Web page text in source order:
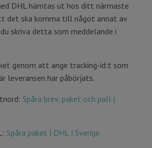
DHL hämtas ut hos ditt närmaste
det ska komma till något annat av
skriva detta som meddelande i
genom att ange tracking-id:t som
leveransen har påbörjats.
Spåra brev, paket och pall |
Spåra paket | DHL | Sverige